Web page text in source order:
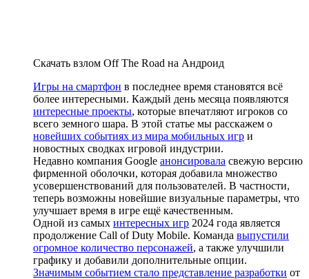
Скачать взлом Off The Road на Андроид
Игры на смартфон в последнее время становятся всё
более интересными. Каждый день месяца появляются
интересные проекты, которые впечатляют игроков со
всего земного шара. В этой статье мы расскажем о
новейших событиях из мира мобильных игр и
новостных сводках игровой индустрии.
Недавно компания Google анонсировала свежую версию
фирменной оболочки, которая добавила множество
усовершенствований для пользователей. В частности,
теперь возможны новейшие визуальные параметры, что
улучшает время в игре ещё качественным.
Одной из самых интересных игр 2024 года является
продолжение Call of Duty Mobile. Команда выпустили
огромное количество персонажей, а также улучшили
графику и добавили дополнительные опции.
Значимым событием стало представление разработки от